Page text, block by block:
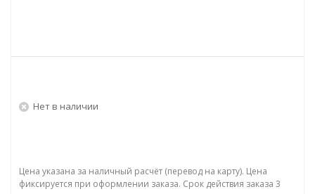
Нет в наличии
Цена указана за наличный расчёт (перевод на карту). Цена
фиксируется при оформлении заказа. Срок действия заказа 3